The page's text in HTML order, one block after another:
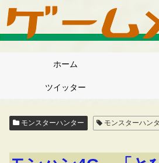
ホーム
ツイッター
モンスターハンター モンスターハン